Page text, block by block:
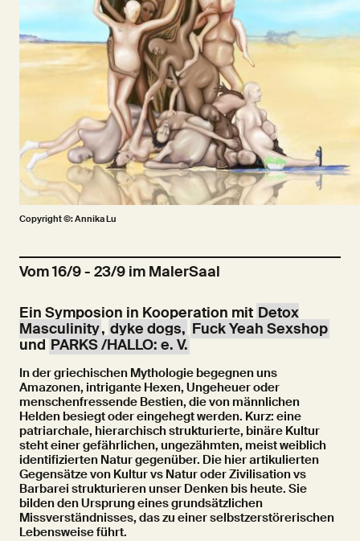
Copyright ©: Annika Lu
Vom 16/9 - 23/9 im MalerSaal
Ein Symposion in Kooperation mit Detox
Masculinity, dyke dogs, Fuck Yeah Sexshop
undPARKS /HALLO: e. V.
In der griechischen Mythologie begegnen uns
Amazonen, intrigante Hexen, Ungeheuer oder
menschenfressende Bestien, die von männlichen
Helden besiegt oder eingehegt werden. Kurz: eine
patriarchale, hierarchisch strukturierte, binäre Kultur
steht einer gefährlichen, ungezähmten, meist weiblich
identifizierten Natur gegenüber. Die hier artikulierten
Gegensätze von Kultur vs Natur oder Zivilisation vs
Barbarei strukturieren unser Denken bis heute. Sie
bilden den Ursprung eines grundsätzlichen
Missverständnisses, das zu einer selbstzerstörerischen
Lebensweise führt.